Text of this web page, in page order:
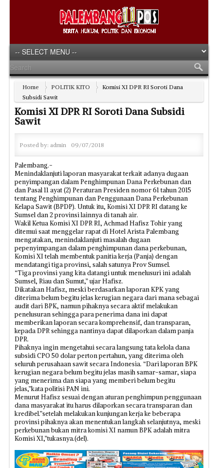
Home POLITIK KITO
Komisi XI DPR RI Soroti Dana
Subsidi Sawit
Komisi XI DPR RI Soroti Dana Subsidi
Sawit
Posted by: admin 09/07/2018
Palembang.-
Menindaklanjuti laporan masyarakat terkait adanya dugaan
penyimpangan dalam Penghimpunan Dana Perkebunan dan
dan Pasal 11 ayat (2) Peraturan Presiden nomor 61 tahun 2015
tentang Penghimpunan dan Penggunaan Dana Perkebunan
Kelapa Sawit (BPDP). Untuk itu, Komisi XI DPR RI datang ke
Sumsel dan 2 provinsi lainnya di tanah air.
Wakil Ketua Komisi XI DPR RI, Achmad Hafisz Tohir yang
ditemui saat menggelar rapat di Hotel Arista Palembang
mengatakan, menindaklanjuti masalah dugaan
pepenyimpangan dalam penghimpunan dana perkebunan,
Komisi XI telah membentuk panitia kerja (Panja) dengan
mendatangi tiga provinsi, salah satunya Prov Sumsel.
“Tiga provinsi yang kita datangi untuk menelusuri ini adalah
Sumsel, Riau dan Sumut,” ujar Hafisz.
Dikatakan Hafisz, meski berdasarkan laporan KPK yang
diterima belum begitu jelas kerugian negara dari mana sebagai
audit dari BPK, namun pihaknya secara aktif melakukan
penelusuran sehingga para penerima dana ini dapat
memberikan laporan secara komprehensif, dan transparan,
kepada DPR sehingga nantinya dapat dilaporkan dalam panja
DPR.
Pihaknya ingin mengetahui secara langsung tata kelola dana
subsidi CPO 50 dolar perton pertahun, yang diterima oleh
seluruh perusahaan sawit secara Indonesia. “Dari laporan BPK
kerugian negara belum begitu jelas masih samar-samar, siapa
yang menerima dan siapa yang memberi belum begitu
jelas,”kata politisi PAN ini.
Menurut Hafisz sesuai dengan aturan penghimpun penggunaan
dana masyarakat itu harus dilaporkan secara transparan dan
kredibel.”setelah melakukan kunjungan kerja ke beberapa
provinsi pihaknya akan menentukan langkah selanjutnya, meski
perkebunan bukan mitra komisi XI namun BPK adalah mitra
Komisi XI,”tukasnya.(del).